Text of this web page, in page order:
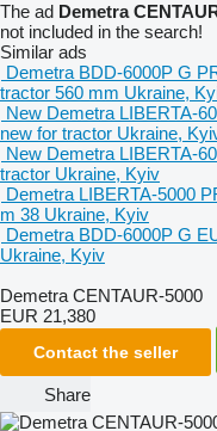
The ad Demetra
not included in the search!
Similar ads
Demetra BDD-6000P G
tractor 560 mm Ukraine,
New Demetra LIBERTA-
new for tractor Ukraine,
New Demetra LIBERTA-
tractor Ukraine, Kyiv
Demetra LIBERTA-5000
m 38 Ukraine, Kyiv
Demetra BDD-6000P G
Ukraine, Kyiv
Demetra CENTAUR-5000
EUR 21,380
Contact the seller
Share